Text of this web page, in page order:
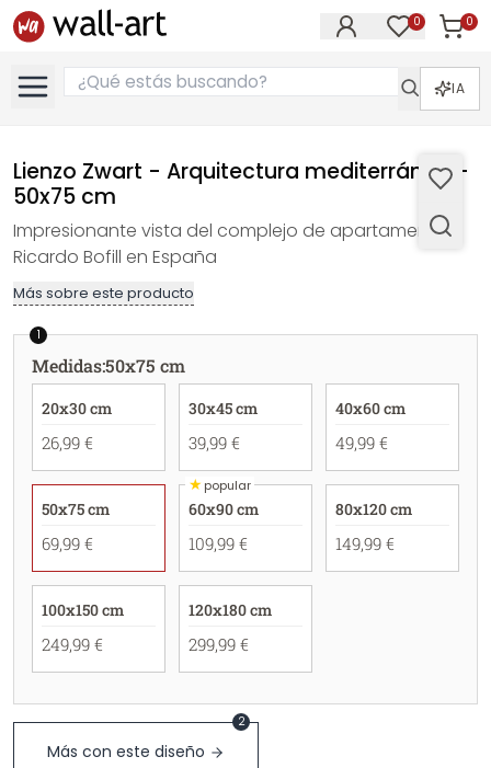
0 0
IA
Lienzo Zwart - Arquitectura mediterránea -
50x75 cm
Impresionante vista del complejo de apartamentos
Ricardo Bofill en España
Más sobre este producto
1
Medidas:50x75 cm
20x30 cm
26,99 €
30x45 cm
39,99 €
40x60 cm
49,99 €
50x75 cm
69,99 €
★popular
60x90 cm
109,99 €
80x120 cm
149,99 €
100x150 cm
249,99 €
120x180 cm
299,99 €
Más con este diseño
2